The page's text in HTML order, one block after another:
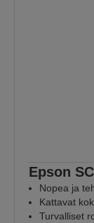
Epson
Nopea ja
Kattavat
Turvalliset